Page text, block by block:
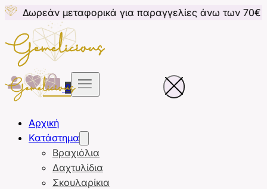
για παραγγελίες άνω των 70€ για Κύπρο
0
Αρχική
Κατάστημα
Βραχιόλια
Δαχτυλίδια
Σκουλαρίκια